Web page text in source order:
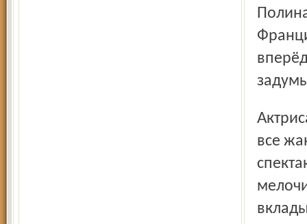
Актриса говорит, что сейчас в Европе в театре смешивают
все